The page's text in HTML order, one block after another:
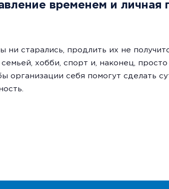
временем и личная
ни старались, продлить их не
хобби, спорт и, наконец, просто
организации себя помогут сделать